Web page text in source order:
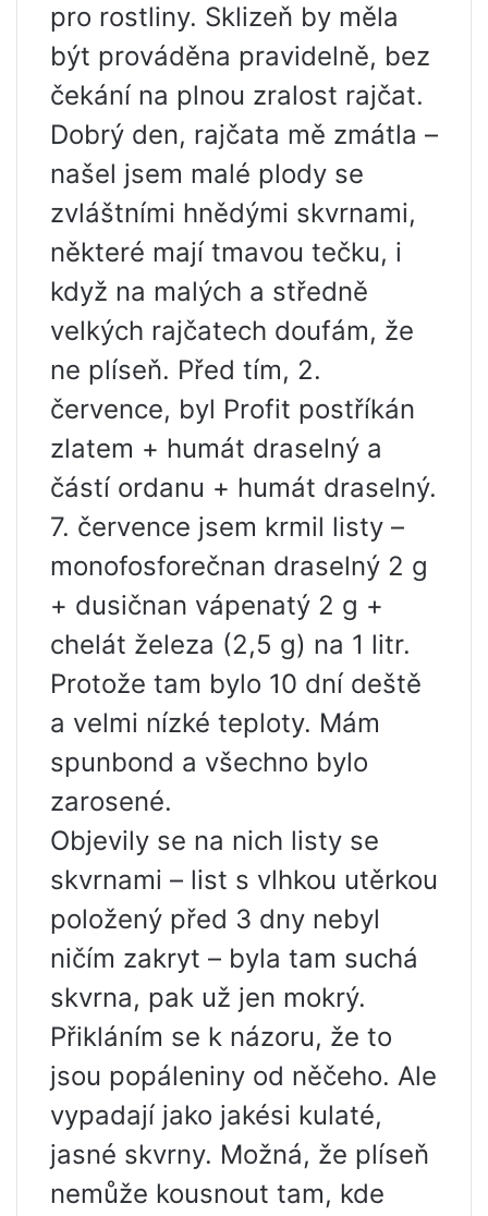
pro rostliny. Sklizeň by měla
být prováděna pravidelně, bez
čekání na plnou zralost rajčat.
Dobrý den, rajčata mě zmátla –
našel jsem malé plody se
zvláštními hnědými skvrnami,
některé mají tmavou tečku, i
když na malých a středně
velkých rajčatech doufám, že
ne plíseň. Před tím, 2.
července, byl Profit postříkán
zlatem + humát draselný a
částí ordanu + humát draselný.
7. července jsem krmil listy –
monofosforečnan draselný 2 g
+ dusičnan vápenatý 2 g +
chelát železa (2,5 g) na 1 litr.
Protože tam bylo 10 dní deště
a velmi nízké teploty. Mám
spunbond a všechno bylo
zarosené.
Objevily se na nich listy se
skvrnami – list s vlhkou utěrkou
položený před 3 dny nebyl
ničím zakryt – byla tam suchá
skvrna, pak už jen mokrý.
Přikláním se k názoru, že to
jsou popáleniny od něčeho. Ale
vypadají jako jakési kulaté,
jasné skvrny. Možná, že plíseň
nemůže kousnout tam, kde